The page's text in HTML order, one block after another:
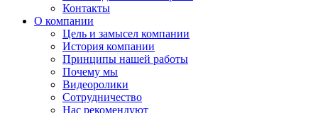
Контакты
О компании
Цель и замысел компании
История компании
Принципы нашей работы
Почему мы
Видеоролики
Сотрудничество
Нас рекомендуют